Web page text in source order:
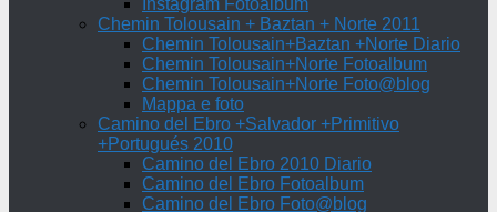
Instagram Fotoalbum
Chemin Tolousain + Baztan + Norte 2011
Chemin Tolousain+Baztan +Norte Diario
Chemin Tolousain+Norte Fotoalbum
Chemin Tolousain+Norte Foto@blog
Mappa e foto
Camino del Ebro +Salvador +Primitivo
+Portugués 2010
Camino del Ebro 2010 Diario
Camino del Ebro Fotoalbum
Camino del Ebro Foto@blog